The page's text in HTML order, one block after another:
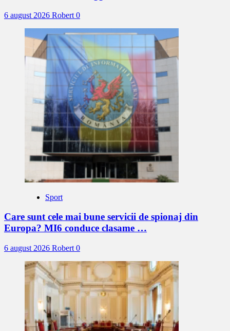
6 august 2026 Robert 0
Sport
Care sunt cele mai bune servicii de spionaj din
Europa? MI6 conduce clasame …
6 august 2026 Robert 0